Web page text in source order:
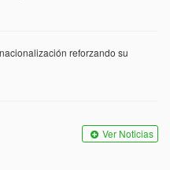
reforzando su
Ver Noticias